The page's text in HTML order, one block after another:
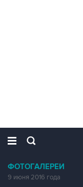
ФОТОГАЛЕРЕИ
9 июня 2016 года